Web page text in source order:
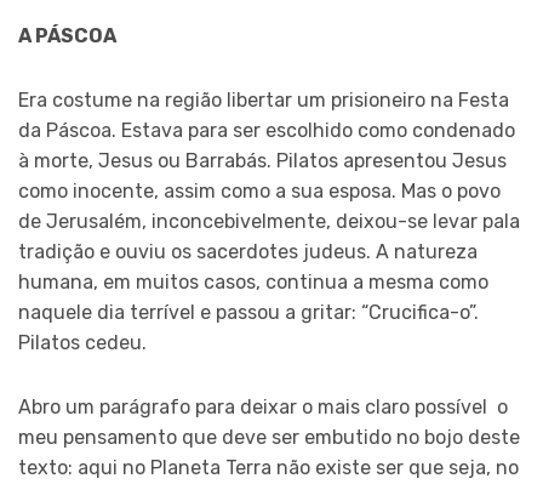
A PÁSCOA
Era costume na região libertar um prisioneiro na Festa
da Páscoa. Estava para ser escolhido como condenado
à morte, Jesus ou Barrabás. Pilatos apresentou Jesus
como inocente, assim como a sua esposa. Mas o povo
de Jerusalém, inconcebivelmente, deixou-se levar pala
tradição e ouviu os sacerdotes judeus. A natureza
humana, em muitos casos, continua a mesma como
naquele dia terrível e passou a gritar: “Crucifica-o”.
Pilatos cedeu.
Abro um parágrafo para deixar o mais claro possível o
meu pensamento que deve ser embutido no bojo deste
texto: aqui no Planeta Terra não existe ser que seja, no